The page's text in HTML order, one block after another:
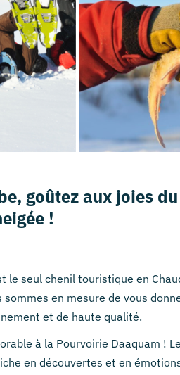
goûtez aux joies
!
le seul chenil touristique en
sommes en mesure de vous
et de haute qualité.
à la Pourvoirie Daaquam !
en découvertes et en